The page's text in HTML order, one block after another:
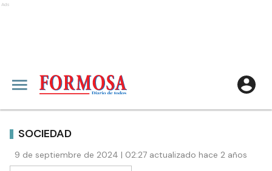
Ads
SOCIEDAD
9 de septiembre de 2024 | 02:27 actualizado hace 2 años